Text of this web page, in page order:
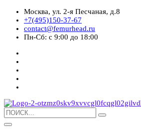
Москва, ул. 2-я Песчаная, д.8
+7(495)150-37-67
contact@femurhead.ru
Пн-Сб: с 9:00 до 18:00